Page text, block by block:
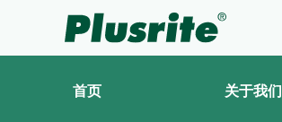
首页 关于我们